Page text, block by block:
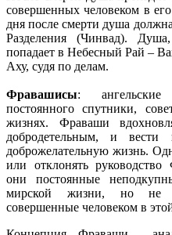
совершенных человеком в
дня после смерти душа
Разделения (Чинвад).
попадает в Небесный Рай –
Аху, судя по делам.
Фравашисы:
постоянного спутники,
жизнях. Фраваши
добродетельным, и
доброжелательную жизнь.
или отклонять
они постоянные
мирской жизни, но не
совершенные человеком в